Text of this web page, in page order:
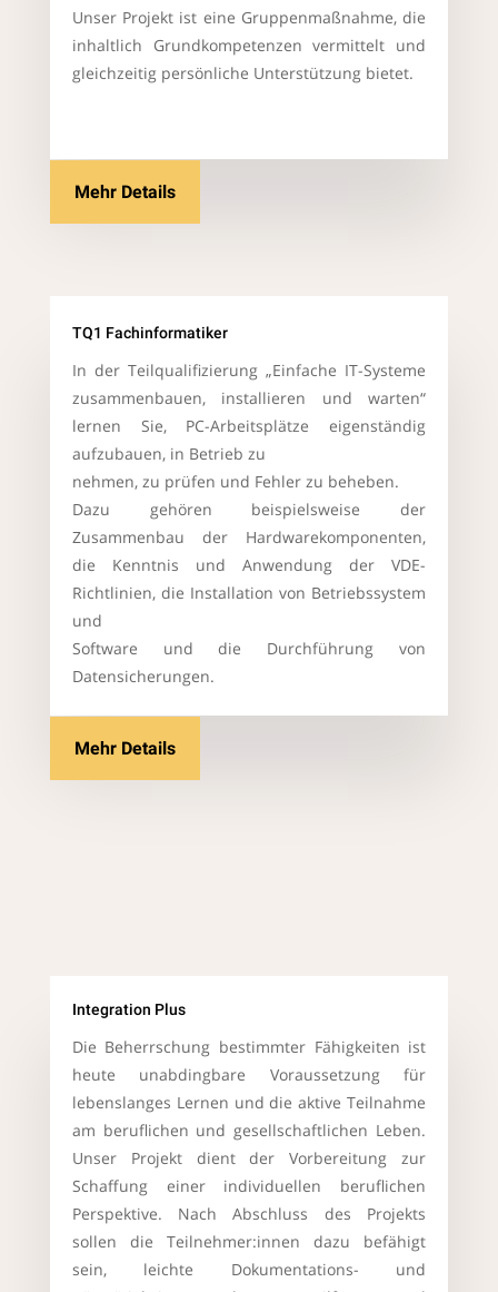
Unser Projekt ist eine Gruppenmaßnahme, die
inhaltlich Grundkompetenzen vermittelt und
gleichzeitig persönliche Unterstützung bietet.
Mehr Details
TQ1 Fachinformatiker
In der Teilqualifizierung „Einfache IT-Systeme
zusammenbauen, installieren und warten“
lernen Sie, PC-Arbeitsplätze eigenständig
aufzubauen, in Betrieb zu
nehmen, zu prüfen und Fehler zu beheben.
Dazu gehören beispielsweise der
Zusammenbau der Hardwarekomponenten,
die Kenntnis und Anwendung der VDE-
Richtlinien, die Installation von Betriebssystem
und
Software und die Durchführung von
Datensicherungen.
Mehr Details
Integration Plus
Die Beherrschung bestimmter Fähigkeiten ist
heute unabdingbare Voraussetzung für
lebenslanges Lernen und die aktive Teilnahme
am beruflichen und gesellschaftlichen Leben.
Unser Projekt dient der Vorbereitung zur
Schaffung einer individuellen beruflichen
Perspektive. Nach Abschluss des Projekts
sollen die Teilnehmer:innen dazu befähigt
sein, leichte Dokumentations- und